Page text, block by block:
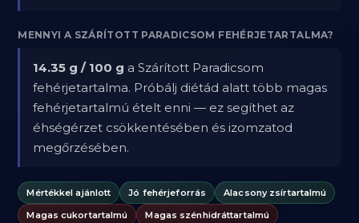
MENNYI A SZÁRÍTOTT PARADICSOM FEHÉRJETARTALMA?
14.35 g / 100 g a Szárított Paradicsom
fehérjetartalma. Próbálj diétád alatt több magas
fehérjetartalmú ételt enni — ez segíthet az
éhségérzet csökkentésében és izomzatod
megőrzésében.
Mértékkel ajánlott Jó fehérjeforrás
Alacsony zsírtartalmú
Magas cukortartalmú
Magas szénhidráttartalmú